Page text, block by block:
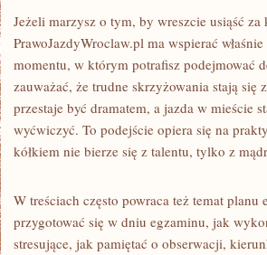
Jeżeli marzysz o tym, by wreszcie usiąść
PrawoJazdyWroclaw.pl ma wspierać
momentu, w którym potrafisz podejmować
zauważać, że trudne skrzyżowania stają się
przestaje być dramatem, a jazda w mieście
wyćwiczyć. To podejście opiera się na
kółkiem nie bierze się z talentu, tylko z
W treściach często powraca też temat
przygotować się w dniu egzaminu, jak
stresujące, jak pamiętać o obserwacji,